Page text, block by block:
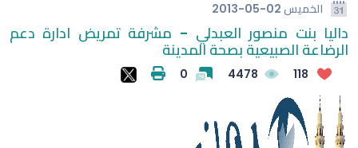
الخميس 2013-05-02
داليا بنت منصور العبدلي - مشرفة تمريض ادارة دعم
الرضاعة الصبيعية بصحة المدينة
118
4478
0